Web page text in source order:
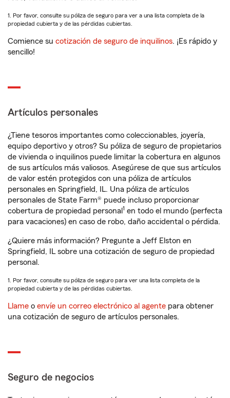
1. Por favor, consulte su póliza de seguro para ver a una lista completa de la
propiedad cubierta y de las pérdidas cubiertas.
Comience su cotización de seguro de inquilinos. ¡Es rápido y
sencillo!
Artículos personales
¿Tiene tesoros importantes como coleccionables, joyería,
equipo deportivo y otros? Su póliza de seguro de propietarios
de vivienda o inquilinos puede limitar la cobertura en algunos
de sus artículos más valiosos. Asegúrese de que sus artículos
de valor estén protegidos con una póliza de artículos
personales en Springfield, IL. Una póliza de artículos
personales de State Farm® puede incluso proporcionar
cobertura de propiedad personal 1 en todo el mundo (perfecta
para vacaciones) en caso de robo, daño accidental o pérdida.
¿Quiere más información? Pregunte a Jeff Elston en
Springfield, IL sobre una cotización de seguro de propiedad
personal.
1. Por favor, consulte su póliza de seguro para ver una lista completa de la
propiedad cubierta y de las pérdidas cubiertas.
Llame o envíe un correo electrónico al agente para obtener
una cotización de seguro de artículos personales.
Seguro de negocios